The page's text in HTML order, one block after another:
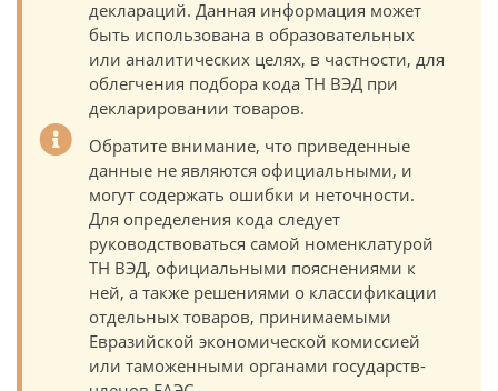
деклараций. Данная информация может
быть использована в образовательных
или аналитических целях, в частности, для
облегчения подбора кода ТН ВЭД при
декларировании товаров.
Обратите внимание, что приведенные
данные не являются официальными, и
могут содержать ошибки и неточности.
Для определения кода следует
руководствоваться самой номенклатурой
ТН ВЭД, официальными пояснениями к
ней, а также решениями о классификации
отдельных товаров, принимаемыми
Евразийской экономической комиссией
или таможенными органами государств-